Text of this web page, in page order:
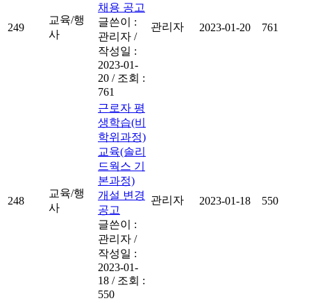
249
교육/행
사
채용 공고
글쓴이 :
관리자 /
작성일 :
2023-01-
20 / 조회 :
761
관리자 2023-01-20 761
248
교육/행
사
근로자 평
생학습(비
학위과정)
교육(솔리
드웍스 기
본과정)
개설 변경
공고
글쓴이 :
관리자 /
작성일 :
2023-01-
18 / 조회 :
550
관리자 2023-01-18 550